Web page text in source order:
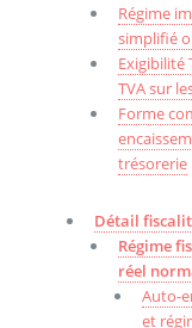
Régime
simplifié
Exigibilité
TVA sur
Forme
trésorerie
Détail
Régime
réel
Auto-
et